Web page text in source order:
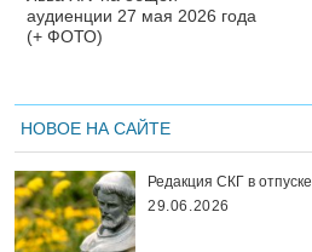
аудиенции 27 мая 2026 года
(+ ФОТО)
НОВОЕ НА САЙТЕ
Редакция СКГ в отпуске
29.06.2026